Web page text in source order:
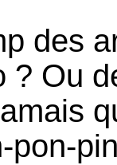
des
? Ou
pon-